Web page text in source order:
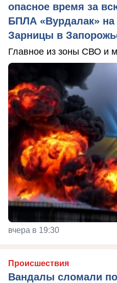
опасное время за
БПЛА «Вурдалак» на
Зарницы в
Главное из зоны СВО и
вчера в 19:30
Происшествия
Вандалы сломали